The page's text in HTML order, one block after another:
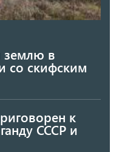
землю в
со скифским
к
СССР и